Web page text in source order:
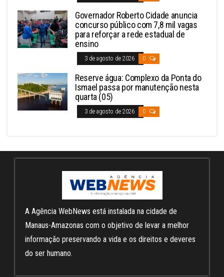
Governador Roberto Cidade anuncia
concurso público com 7,8 mil vagas
para reforçar a rede estadual de
ensino
3 de agosto de 2026 0
Reserve água: Complexo da Ponta do
Ismael passa por manutenção nesta
quarta (05)
3 de agosto de 2026 0
A Agência WebNews está instalada na cidade de
Manaus-Amazonas com o objetivo de levar a melhor
informação preservando a vida e os direitos e deveres
do ser humano.